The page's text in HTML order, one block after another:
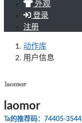
外观
登录
注册
动作库
用户信息
laomor
Ta的推荐码：74405-3544